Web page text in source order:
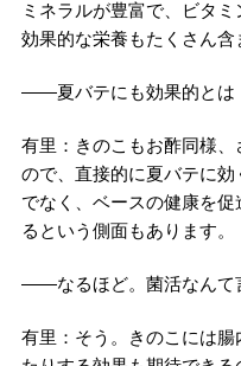
ミネラルが豊富で、ビタ
効果的な栄養もたくさん含
――夏バテにも効果的とは
有里：きのこもお酢同様
ので、直接的に夏バテに
でなく、ベースの健康を
るという側面もあります。
――なるほど。菌活なんて
有里：そう。きのこには